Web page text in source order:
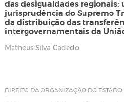
das desigualdades regionais:
jurisprudência do Supremo
da distribuição das
intergovernamentais da
Matheus Silva Cadedo
DIREITO DA ORGANIZAÇÃO DO ESTADO